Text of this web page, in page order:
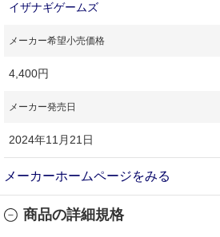
イザナギゲームズ
メーカー希望小売価格
4,400円
メーカー発売日
2024年11月21日
メーカーホームページをみる
商品の詳細規格